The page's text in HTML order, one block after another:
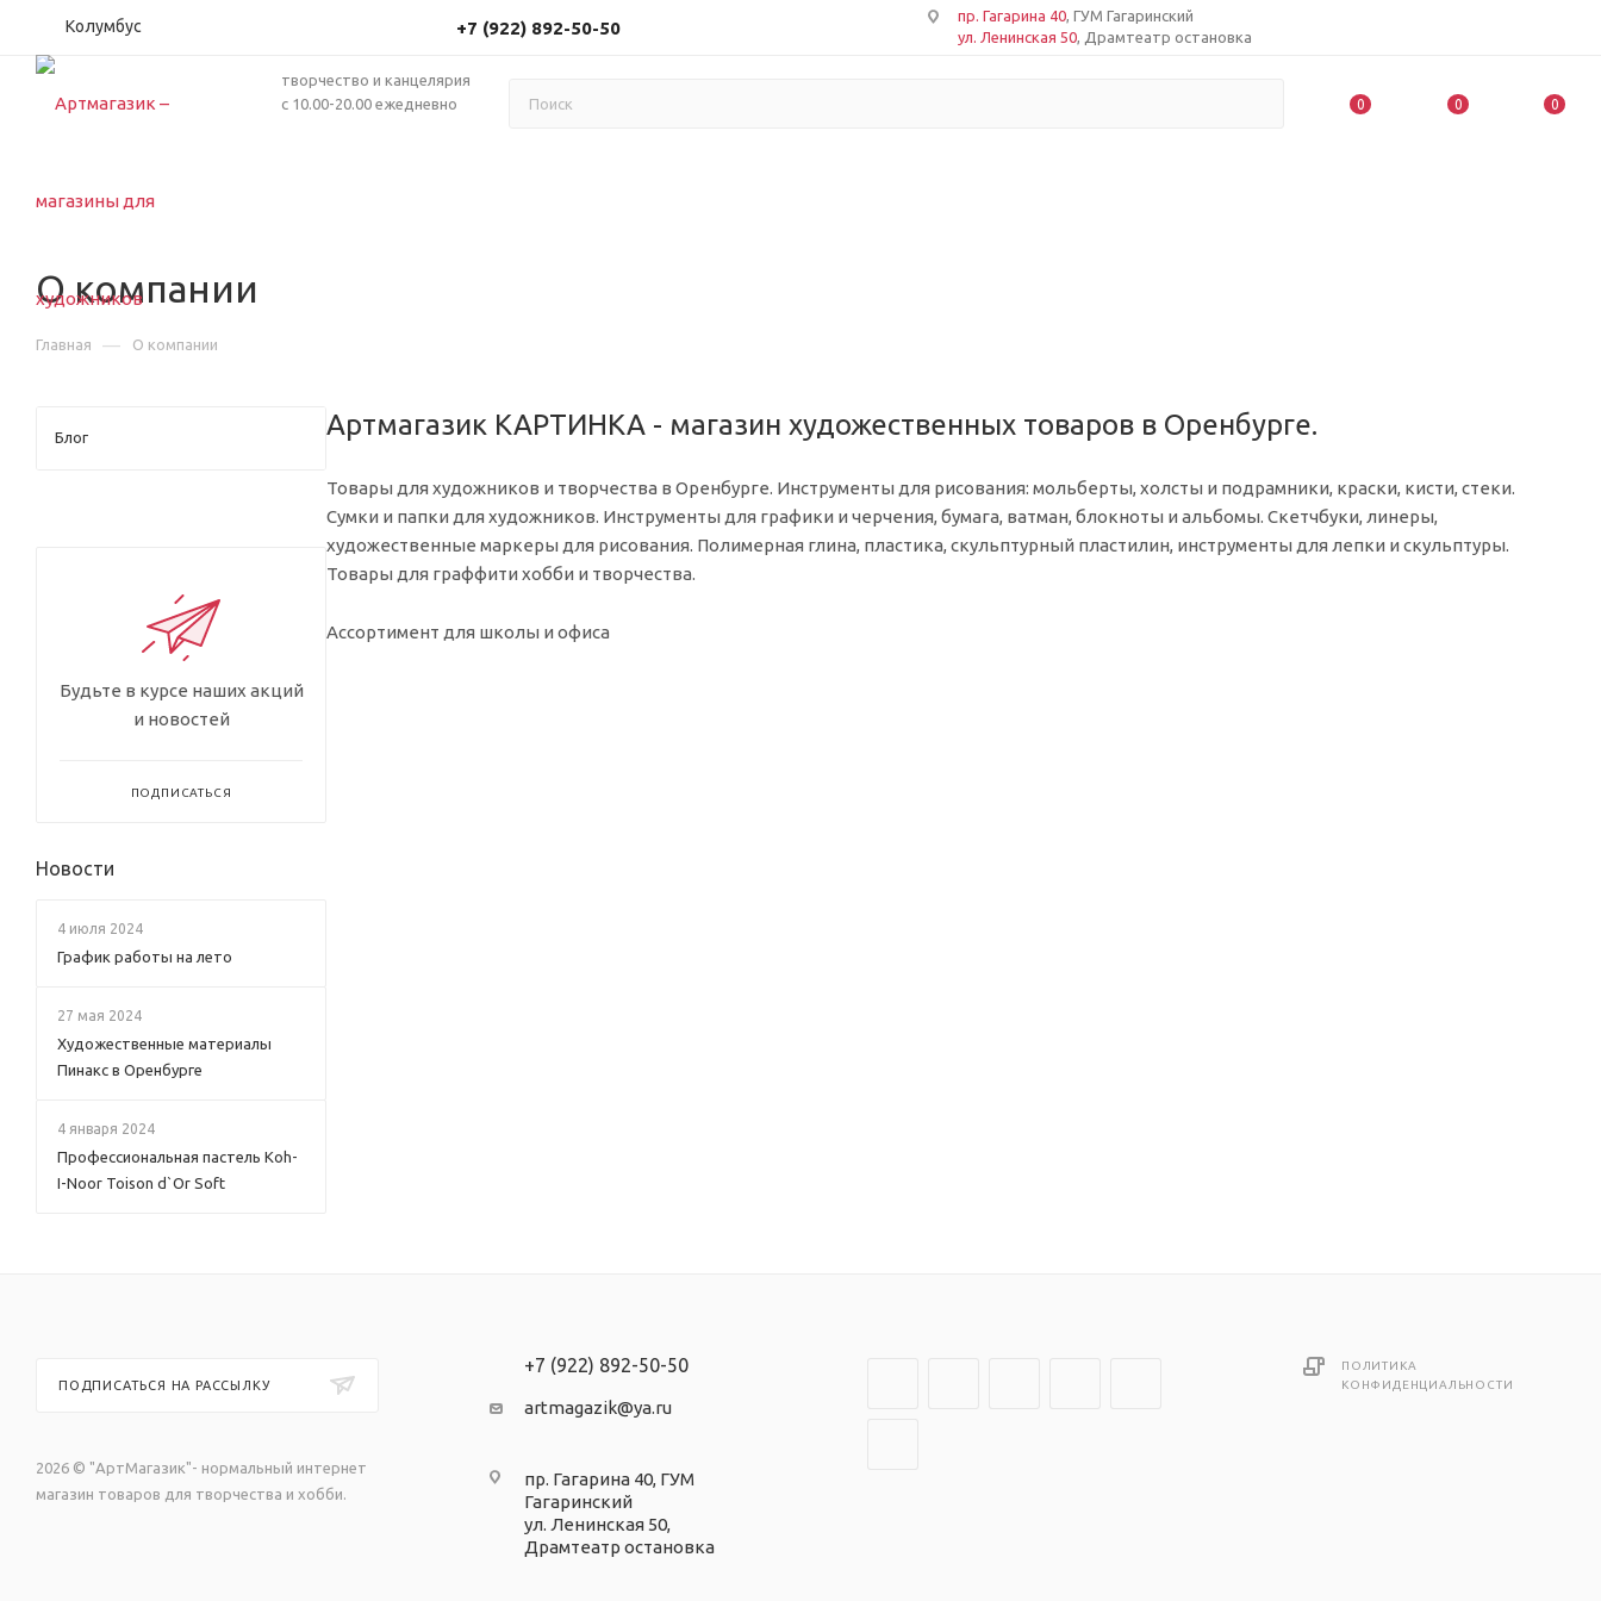
Колумбус +7 (922) 892-50-50
пр. Гагарина 40, ГУМ Гагаринский
ул. Ленинская 50, Драмтеатр остановка
творчество и канцелярия
с 10.00-20.00 ежедневно
0 0 0
О компании
Главная — О компании
Артмагазик КАРТИНКА - магазин художественных товаров в Оренбурге.
Товары для художников и творчества в Оренбурге. Инструменты для рисования: мольберты, холсты и подрамники, краски, кисти, стеки.
Сумки и папки для художников. Инструменты для графики и черчения, бумага, ватман, блокноты и альбомы. Скетчбуки, линеры,
художественные маркеры для рисования. Полимерная глина, пластика, скульптурный пластилин, инструменты для лепки и скульптуры.
Товары для граффити хобби и творчества.
Ассортимент для школы и офиса
Блог
Будьте в курсе наших акций
и новостей
ПОДПИСАТЬСЯ
Новости
4 июля 2024
График работы на лето
27 мая 2024
Художественные материалы
Пинакс в Оренбурге
4 января 2024
Профессиональная пастель Koh-
I-Noor Toison d`Or Soft
ПОДПИСАТЬСЯ НА РАССЫЛКУ
2026 © "АртМагазик"- нормальный интернет
магазин товаров для творчества и хобби.
+7 (922) 892-50-50
artmagazik@ya.ru
пр. Гагарина 40, ГУМ
Гагаринский
ул. Ленинская 50,
Драмтеатр остановка
ПОЛИТИКА
КОНФИДЕНЦИАЛЬНОСТИ